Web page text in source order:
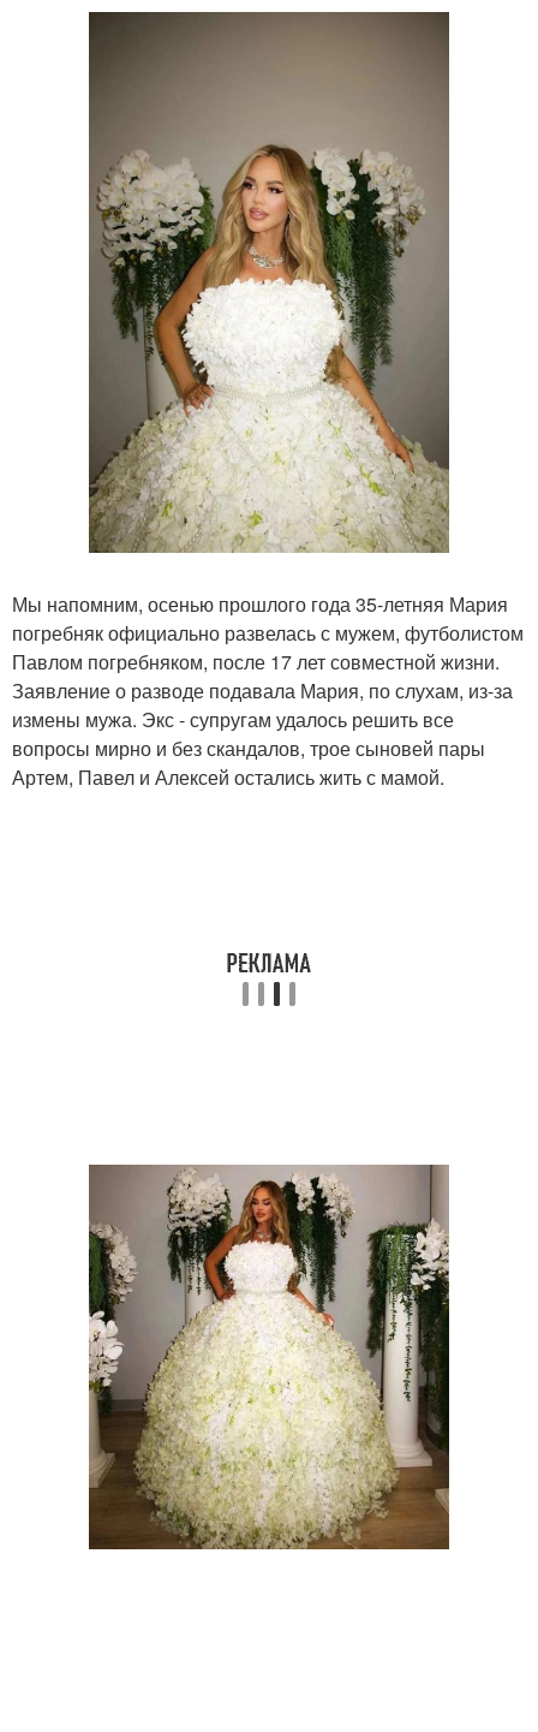
Мы напомним, осенью прошлого года 35-летняя Мария
погребняк официально развелась с мужем, футболистом
Павлом погребняком, после 17 лет совместной жизни.
Заявление о разводе подавала Мария, по слухам, из-за
измены мужа. Экс - супругам удалось решить все
вопросы мирно и без скандалов, трое сыновей пары
Артем, Павел и Алексей остались жить с мамой.